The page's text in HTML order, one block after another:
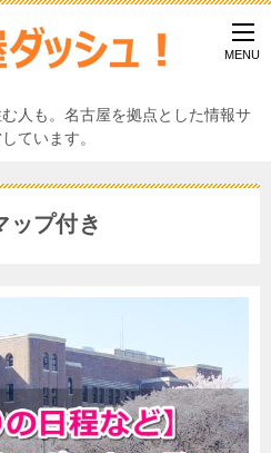
人も。名古屋を拠点とした情報サ
ています。
ップ付き